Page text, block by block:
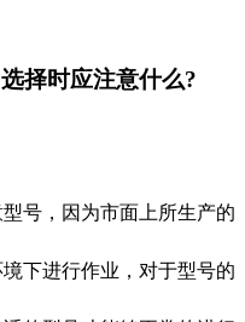
择时应注意什么?
号，因为市面上所生产的
下进行作业，对于型号的